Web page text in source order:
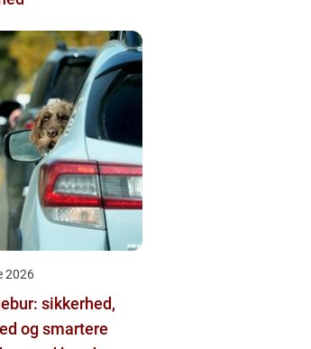
2026
sikkerhed,
og smartere